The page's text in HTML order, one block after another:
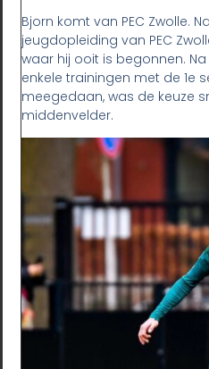
Bjorn komt van PEC Zwolle.
jeugdopleiding van PEC
waar hij ooit is begonnen.
enkele trainingen met de 1e
meegedaan, was de keuze
middenvelder.